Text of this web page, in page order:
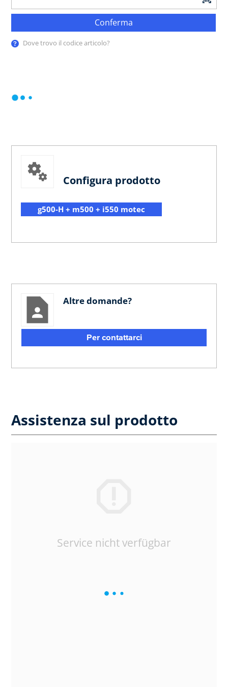
Conferma
Dove trovo il codice articolo?
Configura prodotto
g500-H + m500 + i550 motec
Altre domande?
Per contattarci
Assistenza sul prodotto
Service nicht verfügbar